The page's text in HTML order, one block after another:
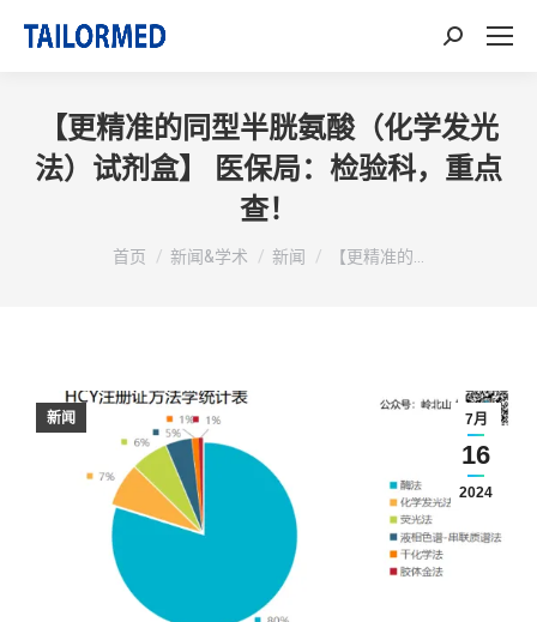
搜
【更精准的同型半胱氨酸（化学发光
法）试剂盒】 医保局：检验科，重点
查！
你在这里：
首页 新闻&学术 新闻 【更精准的…
7月
16
2024
新闻